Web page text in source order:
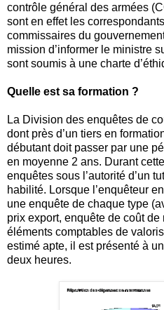
contrôle général des armées
sont en effet les
commissaires du
mission d’informer le ministre
sont soumis à une charte
Quelle est sa formation ?
La Division des enquêtes de
dont près d’un tiers en
débutant doit passer par une
en moyenne 2 ans. Durant
enquêtes sous l’autorité d’un
habilité. Lorsque l’enquêteur
une enquête de chaque type
prix export, enquête de coût
éléments comptables de
estimé apte, il est présenté à
deux heures.